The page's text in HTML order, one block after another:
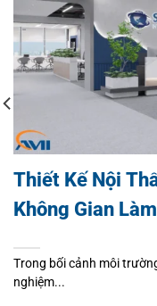
Thiết Kế Nội
Không Gian
Trong bối cảnh môi
nghiệm...